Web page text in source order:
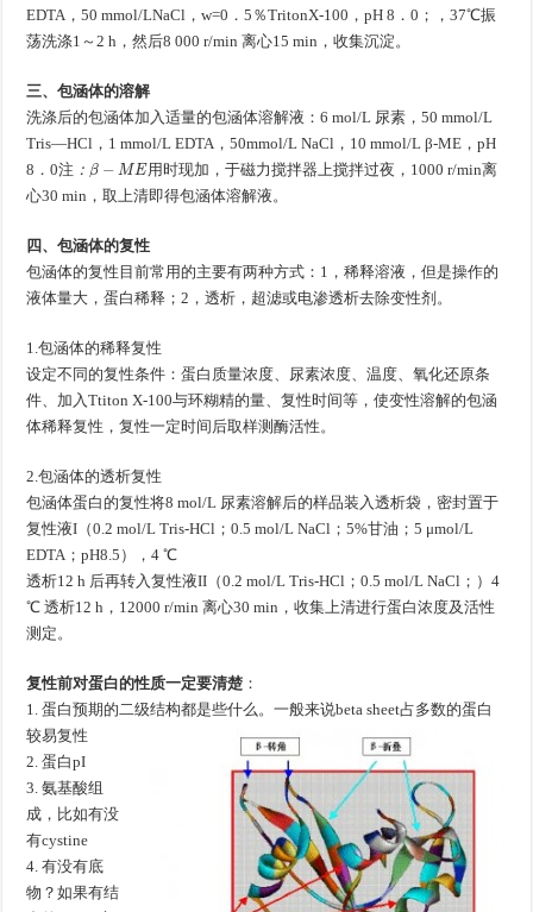
EDTA，50 mmol/LNaCl，w=0．5％TritonX-100，pH 8．0；，37℃振
荡洗涤1～2 h，然后8 000 r/min 离心15 min，收集沉淀。
三、包涵体的溶解
洗涤后的包涵体加入适量的包 涵 体 溶解液 ：6 mol/L 尿素，50 mmol/L
Tris—HCl，1 mmol/L EDTA，50mmol/L NaCl，10 mmol/L β-ME，pH
8．0注 β− ME用时现加
，于磁力搅拌器上搅拌过夜，1000 r/min离
心30 min，取上清即得包涵体溶解液。
四、包涵体的复性
包涵体的复性目前常用的主要有两种方式：1，稀释溶液，但是操作的
液体量大，蛋白稀释；2，透析，超滤或电渗透析去除变性剂。
1.包涵体的稀释复性
设定不同的复性条件：蛋白质量浓度、尿素浓度、温度、氧化还原条
件、加入Ttiton X-100与环糊精的量、复性时间等，使变性溶解的包涵
体稀释复性，复性一定时间后取样测酶活性。
2.包涵体的透析复性
包涵体蛋白的复性将8 mol/L 尿素溶解后的样品装入透析袋，密封置于
复性液I（0.2 mol/L Tris-HCl；0.5 mol/L NaCl；5%甘油；5 μmol/L
EDTA；pH8.5），4 ℃
透析12 h 后再转入复性液II（0.2 mol/L Tris-HCl；0.5 mol/L NaCl；）4
℃ 透析12 h，12000 r/min 离心30 min，收集上清进行蛋白浓度及活性
测定。
复性前对蛋白的性质一定要清楚 ：
1. 蛋白预期的二级结构都是些什么。一般来说beta sheet占多数的蛋白
较易复性
2. 蛋白pI
3. 氨基酸组
成，比如有没
有cystine
4. 有没有底
物？如果有结